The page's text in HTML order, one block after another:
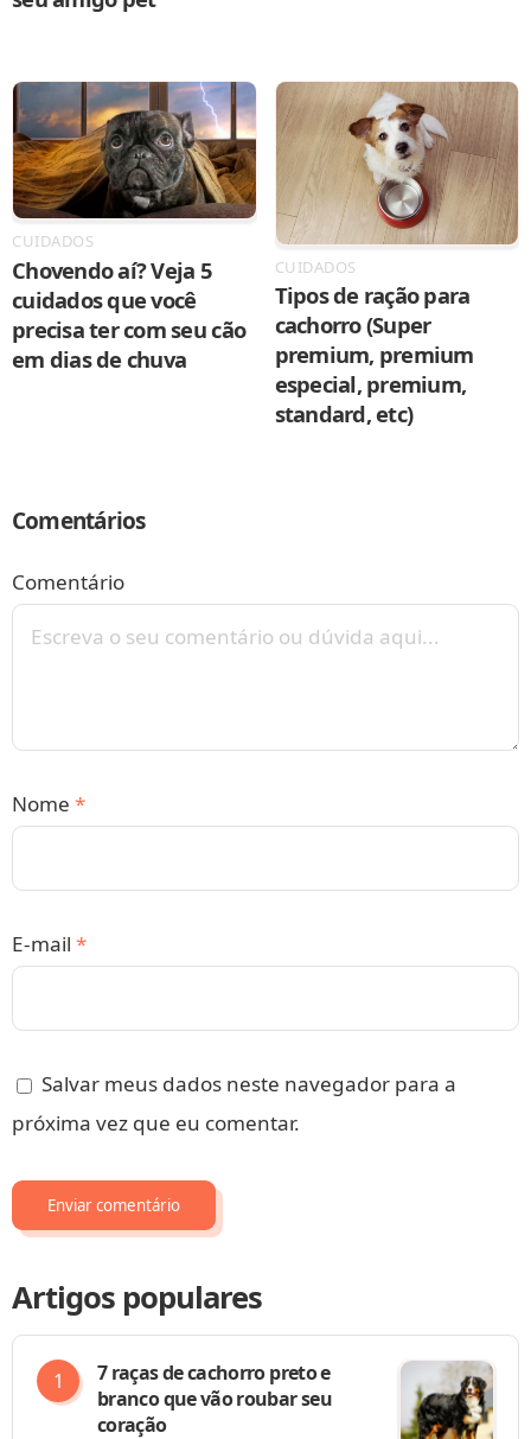
CUIDADOS
Chovendo aí? Veja 5
cuidados que você
precisa ter com seu cão
em dias de chuva
CUIDADOS
Tipos de ração para
cachorro (Super
premium, premium
especial, premium,
standard, etc)
Comentários
Comentário
Nome *
E-mail *
Salvar meus dados neste navegador para a
próxima vez que eu comentar.
Artigos populares
7 raças de cachorro preto e
branco que vão roubar seu
coração